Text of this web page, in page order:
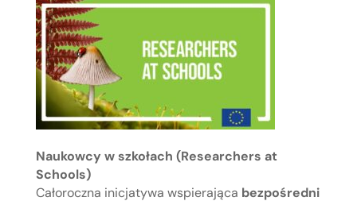
Naukowcy w szkołach (Researchers at
Schools)
Całoroczna inicjatywa wspierająca bezpośredni